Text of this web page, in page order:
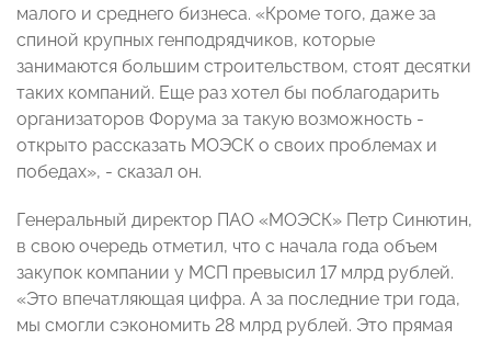
малого и среднего бизнеса. «Кроме того, даже за
спиной крупных генподрядчиков, которые
занимаются большим строительством, стоят десятки
таких компаний. Еще раз хотел бы поблагодарить
организаторов Форума за такую возможность -
открыто рассказать МОЭСК о своих проблемах и
победах», - сказал он.
Генеральный директор ПАО «МОЭСК» Петр Синютин,
в свою очередь отметил, что с начала года объем
закупок компании у МСП превысил 17 млрд рублей.
«Это впечатляющая цифра. А за последние три года,
мы смогли сэкономить 28 млрд рублей. Это прямая